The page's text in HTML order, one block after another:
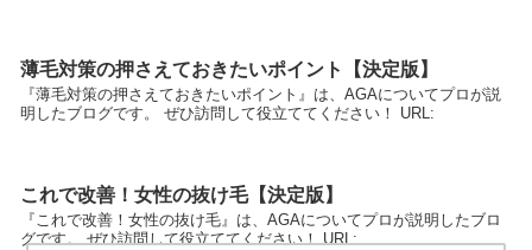
薄毛対策の押さえておきたいポイント【決定版】
『薄毛対策の押さえておきたいポイント』は、AGAについてプロが説
明したブログです。 ぜひ訪問して役立ててください！ URL:
これで改善！女性の抜け毛【決定版】
『これで改善！女性の抜け毛』は、AGAについてプロが説明したブロ
グです。 ぜひ訪問して役立ててください！ URL: